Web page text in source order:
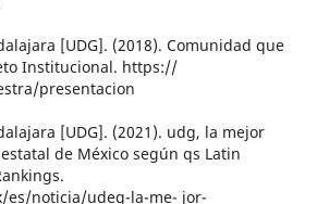
[UDG]. (2018). Comunidad que
Institucional. https://
presentacion
[UDG]. (2021). udg, la mejor
de México según qs Latin
noticia/udeg-la-me- jor-